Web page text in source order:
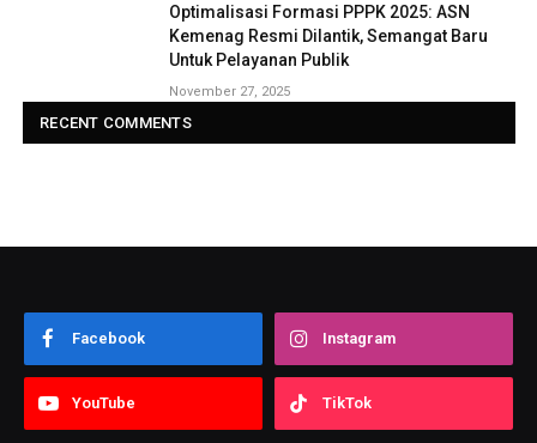
Optimalisasi Formasi PPPK 2025: ASN
Kemenag Resmi Dilantik, Semangat Baru
Untuk Pelayanan Publik
November 27, 2025
RECENT COMMENTS
Facebook Instagram
YouTube TikTok